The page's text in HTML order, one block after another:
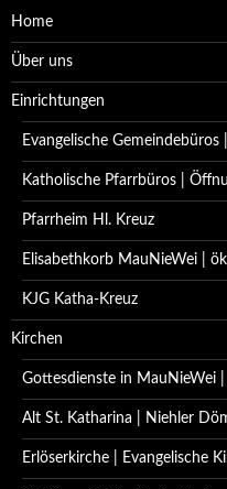
Home
Über uns
Einrichtungen
Evangelische Gemeindebüros
Katholische Pfarrbüros |
Pfarrheim Hl. Kreuz
Elisabethkorb MauNieWei |
KJG Katha-Kreuz
Kirchen
Gottesdienste in MauNieWei
Alt St. Katharina | Niehler
Erlöserkirche | Evangelische